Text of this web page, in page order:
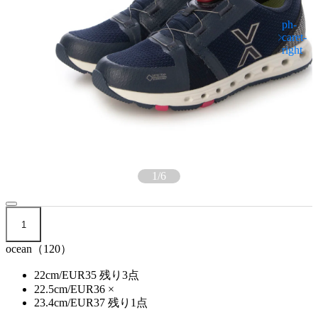
1/6
1
ocean（120）
22cm/EUR35 残り3点
22.5cm/EUR36 ×
23.4cm/EUR37 残り1点